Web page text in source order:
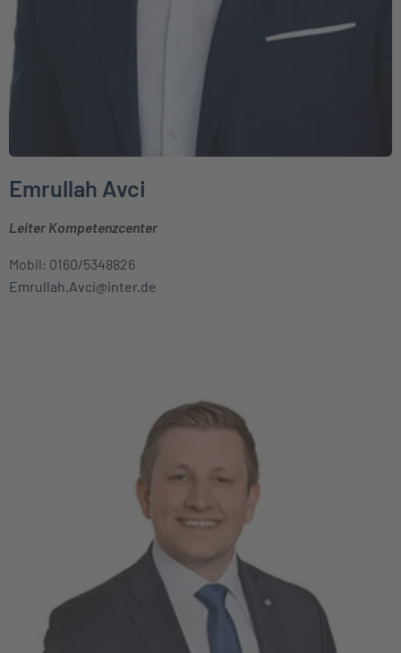
Emrullah Avci
Leiter Kompetenzcenter
Mobil: 0160/5348826
Emrullah.Avci@inter.de